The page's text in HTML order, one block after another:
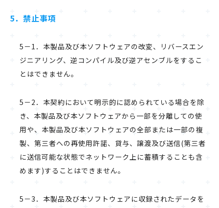
5．禁止事項
5－1．本製品及び本ソフトウェアの改変、リバースエン
ジニアリング、逆コンパイル及び逆アセンブルをするこ
とはできません。
5－2．本契約において明示的に認められている場合を除
き、本製品及び本ソフトウェアから一部を分離しての使
用や、本製品及び本ソフトウェアの全部または一部の複
製、第三者への再使用許諾、貸与、譲渡及び送信(第三者
に送信可能な状態でネットワーク上に蓄積することも含
めます)することはできません。
5－3．本製品及び本ソフトウェアに収録されたデータを